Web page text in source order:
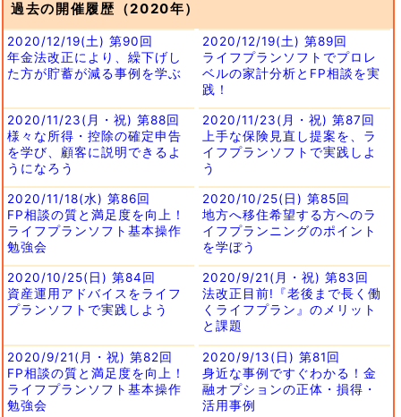
過去の開催履歴（2020年）
2020/12/19(土) 第90回
年金法改正により、繰下げし
た方が貯蓄が減る事例を学ぶ
2020/12/19(土) 第89回
ライフプランソフトでプロレ
ベルの家計分析とFP相談を実
践！
2020/11/23(月・祝) 第88回
様々な所得・控除の確定申告
を学び、顧客に説明できるよ
うになろう
2020/11/23(月・祝) 第87回
上手な保険見直し提案を、ラ
イフプランソフトで実践しよ
う
2020/11/18(水) 第86回
FP相談の質と満足度を向上！
ライフプランソフト基本操作
勉強会
2020/10/25(日) 第85回
地方へ移住希望する方へのラ
イフプランニングのポイント
を学ぼう
2020/10/25(日) 第84回
資産運用アドバイスをライフ
プランソフトで実践しよう
2020/9/21(月・祝) 第83回
法改正目前!『老後まで長く働
くライフプラン』のメリット
と課題
2020/9/21(月・祝) 第82回
FP相談の質と満足度を向上！
ライフプランソフト基本操作
勉強会
2020/9/13(日) 第81回
身近な事例ですぐわかる！金
融オプションの正体・損得・
活用事例